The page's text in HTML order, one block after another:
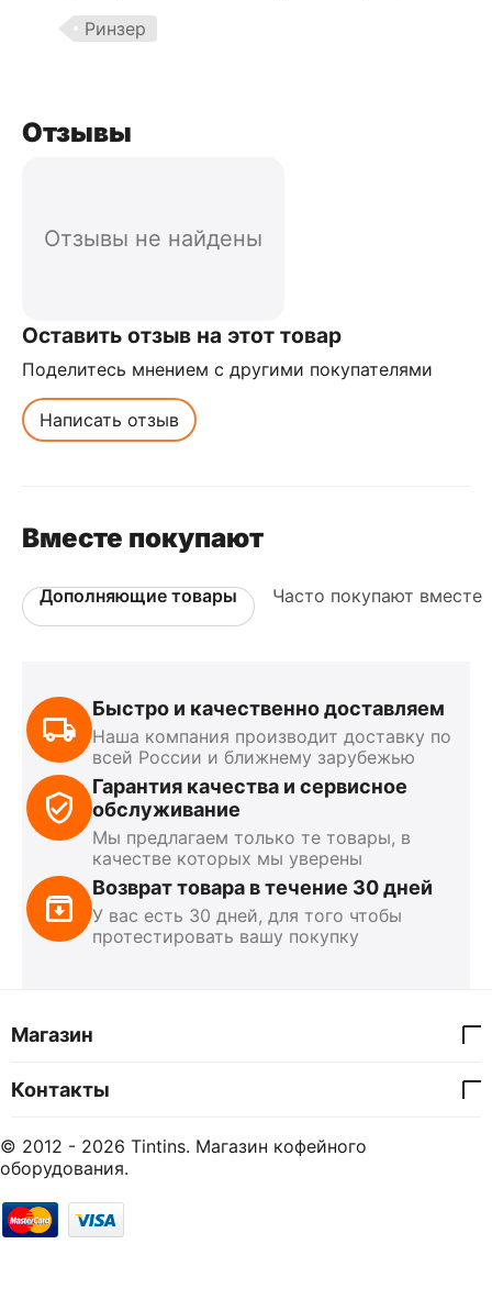
Ринзер
Отзывы
Отзывы не найдены
Оставить отзыв на этот товар
Поделитесь мнением с другими покупателями
Написать отзыв
Вместе покупают
Дополняющие товары Часто покупают вместе
Быстро и качественно доставляем
Наша компания производит доставку по
всей России и ближнему зарубежью
Гарантия качества и сервисное
обслуживание
Мы предлагаем только те товары, в
качестве которых мы уверены
Возврат товара в течение 30 дней
У вас есть 30 дней, для того чтобы
протестировать вашу покупку
Магазин
Контакты
© 2012 - 2026 Tintins. Магазин кофейного
оборудования.